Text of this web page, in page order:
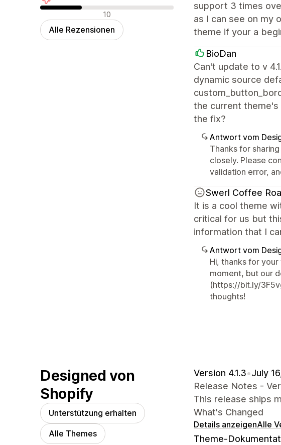
Negative Bewertungen
10
Alle Rezensionen
support 3 times
as I can see on my
theme if your a
BioDan
Can't update to v
dynamic source
the current theme's
the fix?
Antwort vom
Thanks for
closely. Please
validation error,
Swerl Coffee
It is a cool theme
critical for us but
information that I
Antwort vom
Hi, thanks for
moment, but our
(https://bit.ly/
thoughts!
Designed von
Shopify
Unterstützung erhalten
Alle Themes
Version 4.1.3•July
Release Notes -
This release ships
What's Changed
Details anzeigenAlle
Theme-